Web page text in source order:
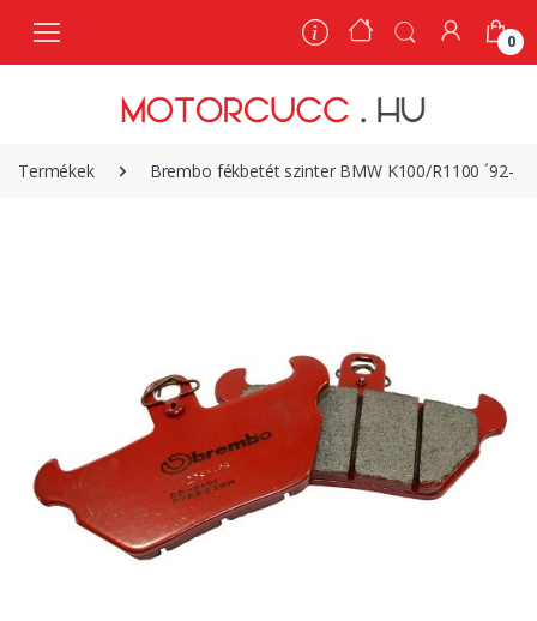
0
Termékek Brembo fékbetét szinter BMW K100/R1100 ´92- |
0